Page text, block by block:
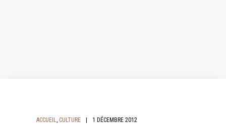
ACCUEIL, CULTURE 1 DÉCEMBRE 2012